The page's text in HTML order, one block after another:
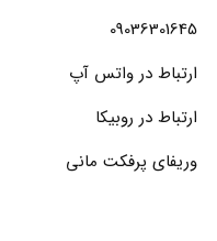
09036301645
ارتباط در واتس آپ
ارتباط در روبیکا
وریفای پرفکت مانی